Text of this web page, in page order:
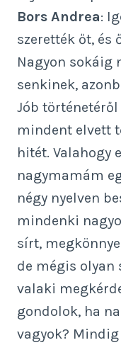
Bors Andrea:
szerették őt, és
Nagyon sokáig
senkinek,
Jób
mindent elvett
hitét. Valahogy
nagymamám
négy nyelven
mindenki
sírt,
de mégis olyan
valaki
gondolok, ha
vagyok?